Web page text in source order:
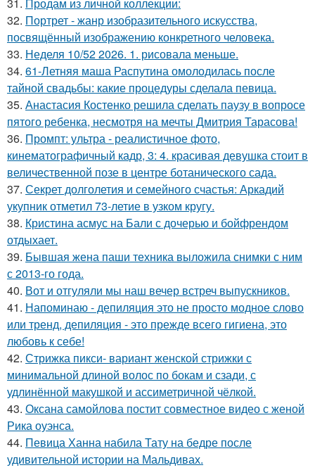
32. Портрет - жанр изобразительного искусства,
посвящённый изображению конкретного человека.
33. Неделя 10/52 2026. 1. рисовала меньше.
34. 61-Летняя маша Распутина омолодилась после
тайной свадьбы: какие процедуры сделала певица.
35. Анастасия Костенко решила сделать паузу в вопросе
пятого ребенка, несмотря на мечты Дмитрия Тарасова!
36. Промпт: ультра - реалистичное фото,
кинематографичный кадр, 3: 4. красивая девушка стоит в
величественной позе в центре ботанического сада.
37. Секрет долголетия и семейного счастья: Аркадий
укупник отметил 73-летие в узком кругу.
38. Кристина асмус на Бали с дочерью и бойфрендом
отдыхает.
39. Бывшая жена паши техника выложила снимки с ним
с 2013-го года.
40. Вот и отгуляли мы наш вечер встреч выпускников.
41. Напоминаю - депиляция это не просто модное слово
или тренд, депиляция - это прежде всего гигиена, это
любовь к себе!
42. Стрижка пикси- вариант женской стрижки с
минимальной длиной волос по бокам и сзади, с
удлинённой макушкой и ассиметричной чёлкой.
43. Оксана самойлова постит совместное видео с женой
Рика оуэнса.
44. Певица Ханна набила Тату на бедре после
удивительной истории на Мальдивах.